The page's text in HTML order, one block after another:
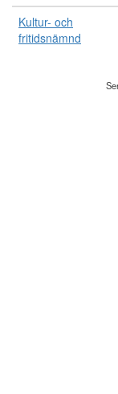
Kultur- och
fritidsnämnd